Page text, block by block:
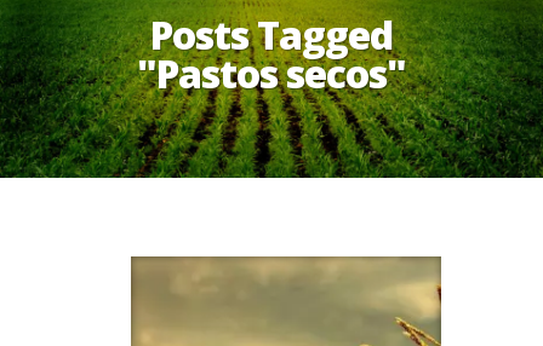
Posts Tagged
"Pastos secos"